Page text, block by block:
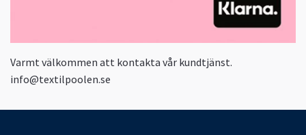
Varmt välkommen att kontakta vår kundtjänst.
info@textilpoolen.se